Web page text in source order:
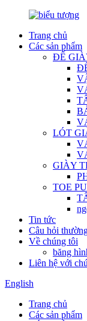
Trang chủ
Các sản phẩm
ĐẾ
LÓT
GIÀY
TOE
Tin tức
Câu hỏi
Về chúng tôi
băng
Liên hệ với
English
Trang chủ
Các sản phẩm